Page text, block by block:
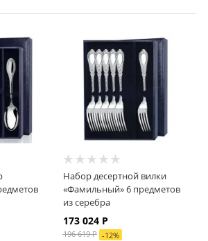
Набор десертной вилки
«Фамильный» 6 предметов
из серебра
173 024Р
196 619Р -12%